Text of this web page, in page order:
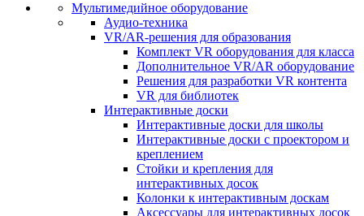
Мультимедийное оборудование
Аудио-техника
VR/AR-решения для образования
Комплект VR оборудования для класса
Дополнительное VR/AR оборудование
Решения для разработки VR контента
VR для библиотек
Интерактивные доски
Интерактивные доски для школы
Интерактивные доски с проектором и
креплением
Стойки и крепления для
интерактивных досок
Колонки к интерактивным доскам
Аксессуары для интерактивных досок